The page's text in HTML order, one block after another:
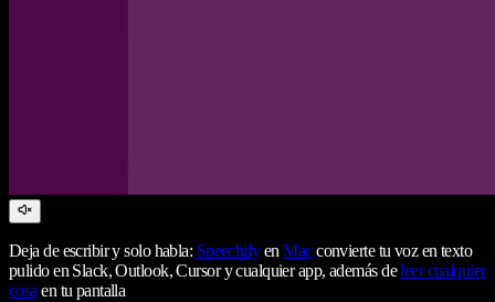
Deja de escribir y solo habla: SpeechifyenMacconvierte tu voz en texto
pulido en Slack, Outlook, Cursor y cualquier app, además deleer cualquier
cosa en tu pantalla